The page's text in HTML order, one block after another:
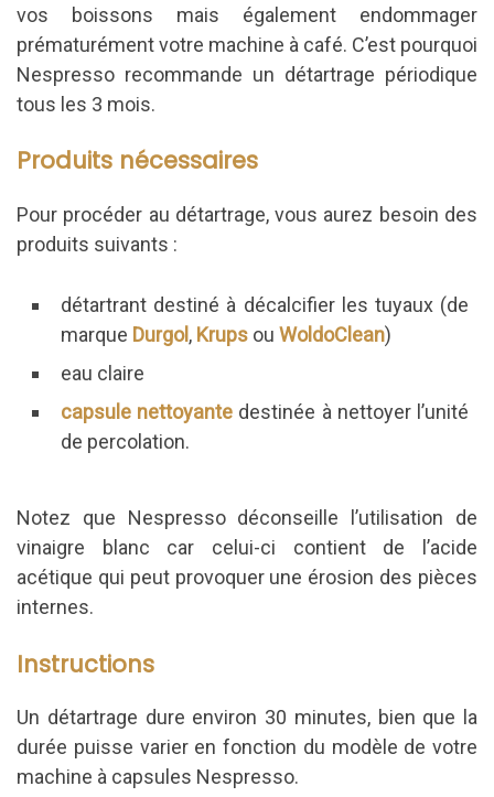
vos boissons mais également endommager
prématurément votre machine à café. C’est pourquoi
Nespresso recommande un détartrage périodique
tous les 3 mois.
Produits nécessaires
Pour procéder au détartrage, vous aurez besoin des
produits suivants :
détartrant destiné à décalcifier les tuyaux (de
marque Durgol, Krups ou WoldoClean)
eau claire
capsule nettoyante destinée à nettoyer l’unité
de percolation.
Notez que Nespresso déconseille l’utilisation de
vinaigre blanc car celui-ci contient de l’acide
acétique qui peut provoquer une érosion des pièces
internes.
Instructions
Un détartrage dure environ 30 minutes, bien que la
durée puisse varier en fonction du modèle de votre
machine à capsules Nespresso.